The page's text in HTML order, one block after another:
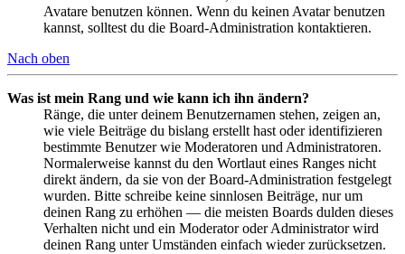
Avatare benutzen können. Wenn du keinen Avatar benutzen
kannst, solltest du die Board-Administration kontaktieren.
Nach oben
Was ist mein Rang und wie kann ich ihn ändern?
Ränge, die unter deinem Benutzernamen stehen, zeigen an,
wie viele Beiträge du bislang erstellt hast oder identifizieren
bestimmte Benutzer wie Moderatoren und Administratoren.
Normalerweise kannst du den Wortlaut eines Ranges nicht
direkt ändern, da sie von der Board-Administration festgelegt
wurden. Bitte schreibe keine sinnlosen Beiträge, nur um
deinen Rang zu erhöhen — die meisten Boards dulden dieses
Verhalten nicht und ein Moderator oder Administrator wird
deinen Rang unter Umständen einfach wieder zurücksetzen.